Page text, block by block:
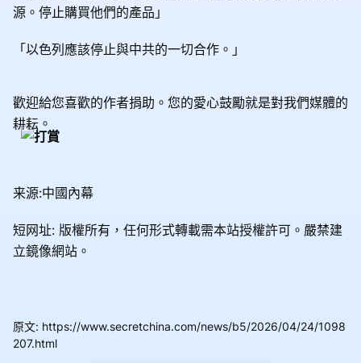
源。停止購買他們的產品」
「以色列應該停止與中共的一切合作。」
歡迎給您喜歡的作者捐助。您的愛心鼓勵就是對我們媒體的
耕耘。
来源:中國內幕
短网址: 版權所有，任何形式轉載需本站授權許可。 嚴禁建
立鏡像網站。
原文: https://www.secretchina.com/news/b5/2026/04/24/1098
207.html